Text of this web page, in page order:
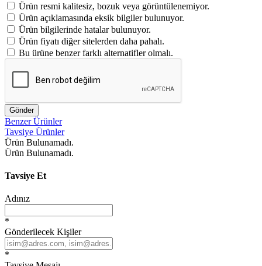
Ürün resmi kalitesiz, bozuk veya görüntülenemiyor.
Ürün açıklamasında eksik bilgiler bulunuyor.
Ürün bilgilerinde hatalar bulunuyor.
Ürün fiyatı diğer sitelerden daha pahalı.
Bu ürüne benzer farklı alternatifler olmalı.
Gönder
Benzer Ürünler
Tavsiye Ürünler
Ürün Bulunamadı.
Ürün Bulunamadı.
Tavsiye Et
Adınız
*
Gönderilecek Kişiler
*